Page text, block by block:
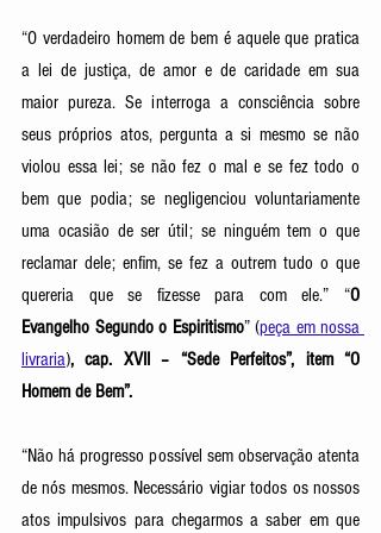
“O verdadeiro homem de bem é aquele que pratica
a lei de justiça, de amor e de caridade em sua
maior pureza. Se interroga a consciência sobre
seus próprios atos, pergunta a si mesmo se não
violou essa lei; se não fez o mal e se fez todo o
bem que podia; se negligenciou voluntariamente
uma ocasião de ser útil; se ninguém tem o que
reclamar dele; enfim, se fez a outrem tudo o que
quereria que se fizesse para com ele.”
“O
Evangelho Segundo o Espiritismo” (peça em nossa
livraria), cap. XVII – “Sede Perfeitos”, item “O
Homem de Bem”.
“Não há progresso possível sem observação atenta
de nós mesmos. Necessário vigiar todos os nossos
atos impulsivos para chegarmos a saber em que